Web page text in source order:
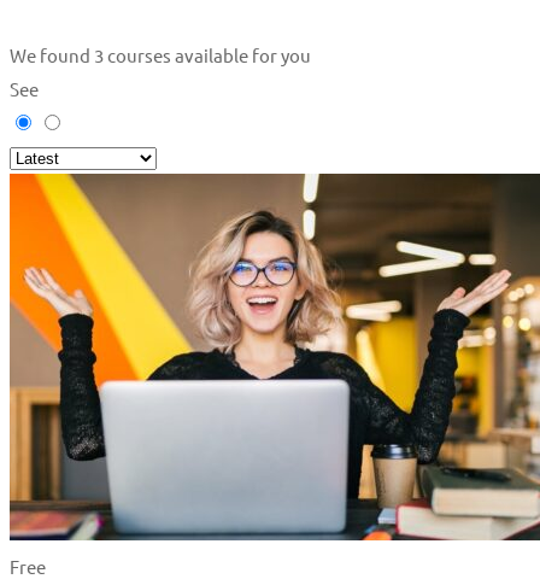
We found 3courses available for you
See
Free